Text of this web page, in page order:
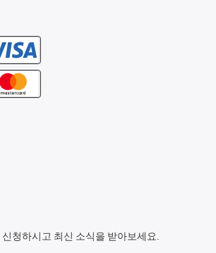
청하시고 최신 소식을 받아보세요.